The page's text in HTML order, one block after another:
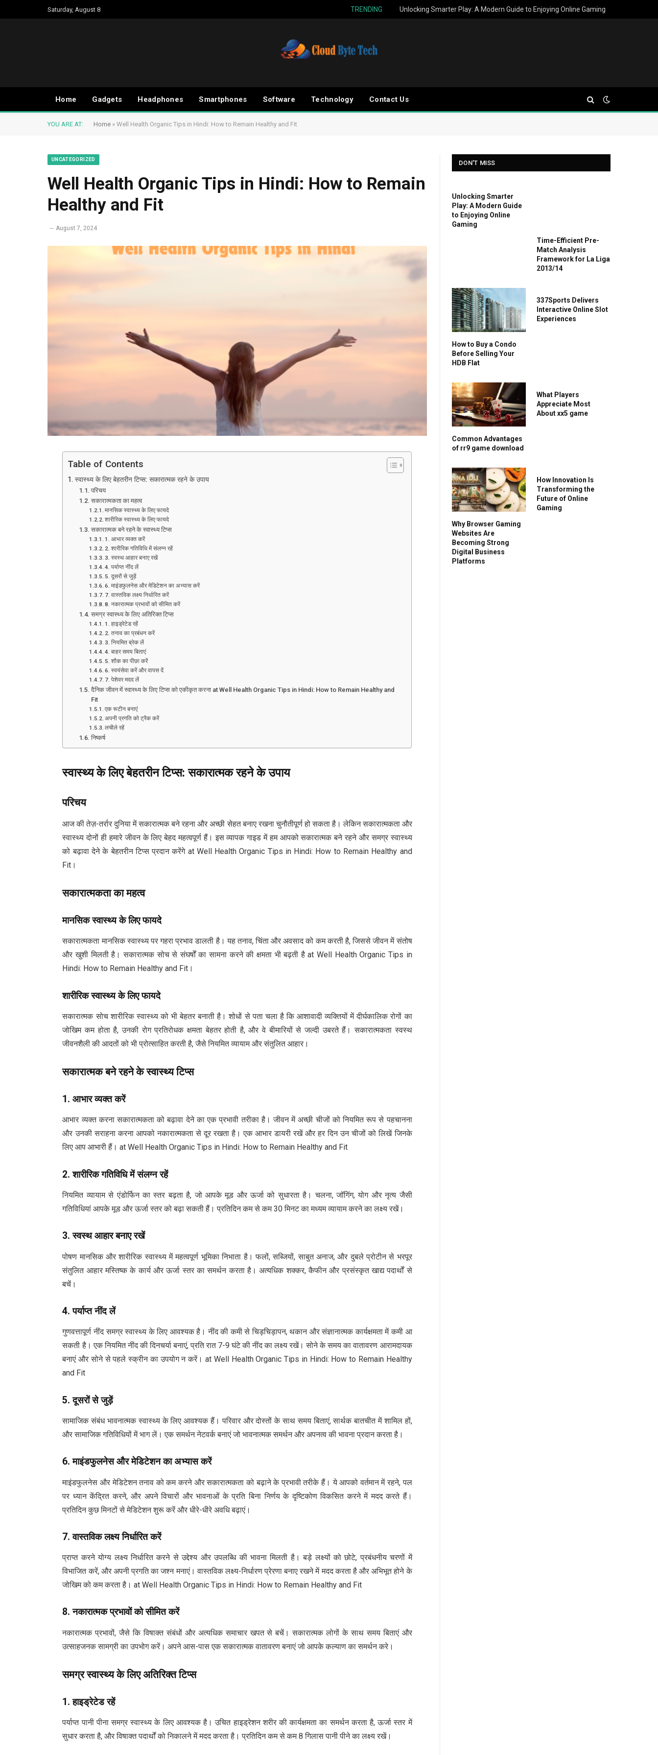
Saturday, August 8 TRENDING Unlocking Smarter Play: A Modern Guide to Enjoying Online Gaming
Home Gadgets Headphones Smartphones Software Technology Contact Us
YOU ARE AT: Home » Well Health Organic Tips in Hindi: How to Remain Healthy and Fit
UNCATEGORIZED
Well Health Organic Tips in Hindi: How to Remain
Healthy and Fit
August 7, 2024
Table of Contents
स्वास्थ्य के लिए बेहतरीन टिप्स: सकारात्मक रहने के उपाय
परिचय
सकारात्मकता का महत्व
मानसिक स्वास्थ्य के लिए फायदे
शारीरिक स्वास्थ्य के लिए फायदे
सकारात्मक बने रहने के स्वास्थ्य टिप्स
1. आभार व्यक्त करें
2. शारीरिक गतिविधि में संलग्न रहें
3. स्वस्थ आहार बनाए रखें
4. पर्याप्त नींद लें
5. दूसरों से जुड़ें
6. माइंडफुलनेस और मेडिटेशन का अभ्यास करें
7. वास्तविक लक्ष्य निर्धारित करें
8. नकारात्मक प्रभावों को सीमित करें
समग्र स्वास्थ्य के लिए अतिरिक्त टिप्स
1. हाइड्रेटेड रहें
2. तनाव का प्रबंधन करें
3. नियमित ब्रेक लें
4. बाहर समय बिताएं
5. शौक का पीछा करें
6. स्वयंसेवा करें और वापस दें
7. पेशेवर मदद लें
दैनिक जीवन में स्वास्थ्य के लिए टिप्स को एकीकृत करना at Well Health Organic Tips in Hindi: How to Remain Healthy and
Fit
एक रूटीन बनाएं
अपनी प्रगति को ट्रैक करें
लचीले रहें
निष्कर्ष
स्वास्थ्य के लिए बेहतरीन टिप्स:सकारात्मक रहने के उपाय
परिचय
आज की तेज़-तर्रार दुनिया में सकारात्मक बने रहना और अच्छी सेहत बनाए रखना चुनौतीपूर्ण हो सकता है। लेकिन सकारात्मकता और
स्वास्थ्य दोनों ही हमारे जीवन के लिए बेहद महत्वपूर्ण हैं। इस व्यापक गाइड में हम आपको सकारात्मक बने रहने और समग्र स्वास्थ्य
को बढ़ावा देने के बेहतरीन टिप्स प्रदान करेंगे at Well Health Organic Tips in Hindi: How to Remain Healthy and
Fit।
सकारात्मकता का महत्व
मानसिक स्वास्थ्य के लिए फायदे
सकारात्मकता मानसिक स्वास्थ्य पर गहरा प्रभाव डालती है। यह तनाव, चिंता और अवसाद को कम करती है, जिससे जीवन में संतोष
और खुशी मिलती है। सकारात्मक सोच से संघर्षों का सामना करने की क्षमता भी बढ़ती है at Well Health Organic Tips in
Hindi: How to Remain Healthy and Fit।
शारीरिक स्वास्थ्य के लिए फायदे
सकारात्मक सोच शारीरिक स्वास्थ्य को भी बेहतर बनाती है। शोधों से पता चला है कि आशावादी व्यक्तियों में दीर्घकालिक रोगों का
जोखिम कम होता है, उनकी रोग प्रतिरोधक क्षमता बेहतर होती है, और वे बीमारियों से जल्दी उबरते हैं। सकारात्मकता स्वस्थ
जीवनशैली की आदतों को भी प्रोत्साहित करती है, जैसे नियमित व्यायाम और संतुलित आहार।
सकारात्मक बने रहने के स्वास्थ्य टिप्स
1.आभार व्यक्त करें
आभार व्यक्त करना सकारात्मकता को बढ़ावा देने का एक प्रभावी तरीका है। जीवन में अच्छी चीजों को नियमित रूप से पहचानना
और उनकी सराहना करना आपको नकारात्मकता से दूर रखता है। एक आभार डायरी रखें और हर दिन उन चीजों को लिखें जिनके
लिए आप आभारी हैं। at Well Health Organic Tips in Hindi: How to Remain Healthy and Fit
2.शारीरिक गतिविधि में संलग्न रहें
नियमित व्यायाम से एंडोर्फिन का स्तर बढ़ता है, जो आपके मूड और ऊर्जा को सुधारता है। चलना, जॉगिंग, योग और नृत्य जैसी
गतिविधियां आपके मूड और ऊर्जा स्तर को बढ़ा सकती हैं। प्रतिदिन कम से कम 30 मिनट का मध्यम व्यायाम करने का लक्ष्य रखें।
3.स्वस्थ आहार बनाए रखें
पोषण मानसिक और शारीरिक स्वास्थ्य में महत्वपूर्ण भूमिका निभाता है। फलों, सब्जियों, साबुत अनाज, और दुबले प्रोटीन से भरपूर
संतुलित आहार मस्तिष्क के कार्य और ऊर्जा स्तर का समर्थन करता है। अत्यधिक शक्कर, कैफीन और प्रसंस्कृत खाद्य पदार्थों से
बचें।
4.पर्याप्त नींद लें
गुणवत्तापूर्ण नींद समग्र स्वास्थ्य के लिए आवश्यक है। नींद की कमी से चिड़चिड़ापन, थकान और संज्ञानात्मक कार्यक्षमता में कमी आ
सकती है। एक नियमित नींद की दिनचर्या बनाएं, प्रति रात 7-9 घंटे की नींद का लक्ष्य रखें। सोने के समय का वातावरण आरामदायक
बनाएं और सोने से पहले स्क्रीन का उपयोग न करें। at Well Health Organic Tips in Hindi: How to Remain Healthy
and Fit
5.दूसरों से जुड़ें
सामाजिक संबंध भावनात्मक स्वास्थ्य के लिए आवश्यक हैं। परिवार और दोस्तों के साथ समय बिताएं, सार्थक बातचीत में शामिल हों,
और सामाजिक गतिविधियों में भाग लें। एक समर्थन नेटवर्क बनाएं जो भावनात्मक समर्थन और अपनत्व की भावना प्रदान करता है।
6.माइंडफुलनेस और मेडिटेशन का अभ्यास करें
माइंडफुलनेस और मेडिटेशन तनाव को कम करने और सकारात्मकता को बढ़ाने के प्रभावी तरीके हैं। ये आपको वर्तमान में रहने, पल
पर ध्यान केंद्रित करने, और अपने विचारों और भावनाओं के प्रति बिना निर्णय के दृष्टिकोण विकसित करने में मदद करते हैं।
प्रतिदिन कुछ मिनटों से मेडिटेशन शुरू करें और धीरे-धीरे अवधि बढ़ाएं।
7.वास्तविक लक्ष्य निर्धारित करें
प्राप्त करने योग्य लक्ष्य निर्धारित करने से उद्देश्य और उपलब्धि की भावना मिलती है। बड़े लक्ष्यों को छोटे, प्रबंधनीय चरणों में
विभाजित करें, और अपनी प्रगति का जश्न मनाएं। वास्तविक लक्ष्य-निर्धारण प्रेरणा बनाए रखने में मदद करता है और अभिभूत होने के
जोखिम को कम करता है। at Well Health Organic Tips in Hindi: How to Remain Healthy and Fit
8.नकारात्मक प्रभावों को सीमित करें
नकारात्मक प्रभावों, जैसे कि विषाक्त संबंधों और अत्यधिक समाचार खपत से बचें। सकारात्मक लोगों के साथ समय बिताएं और
उत्साहजनक सामग्री का उपभोग करें। अपने आस-पास एक सकारात्मक वातावरण बनाएं जो आपके कल्याण का समर्थन करे।
समग्र स्वास्थ्य के लिए अतिरिक्त टिप्स
1.हाइड्रेटेड रहें
पर्याप्त पानी पीना समग्र स्वास्थ्य के लिए आवश्यक है। उचित हाइड्रेशन शरीर की कार्यक्षमता का समर्थन करता है, ऊर्जा स्तर में
सुधार करता है, और विषाक्त पदार्थों को निकालने में मदद करता है। प्रतिदिन कम से कम 8 गिलास पानी पीने का लक्ष्य रखें।
DON'T MISS
Unlocking Smarter
Play: A Modern Guide
to Enjoying Online
Gaming
Time-Efficient Pre-
Match Analysis
Framework for La Liga
2013/14
How to Buy a Condo
Before Selling Your
HDB Flat
337Sports Delivers
Interactive Online Slot
Experiences
Common Advantages
of rr9 game download
What Players
Appreciate Most
About xx5 game
Why Browser Gaming
Websites Are
Becoming Strong
Digital Business
Platforms
How Innovation Is
Transforming the
Future of Online
Gaming